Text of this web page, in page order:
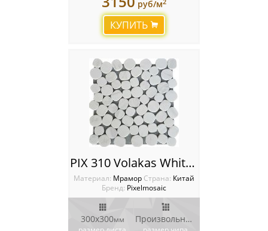
руб/м
КУПИТЬ
PIX 310 Volakas White, чип произвольный, сетка 300х300x6 мм, Матовая
Материал: Мрамор Cтрана: Китай
Бренд: Pixelmosaic
300x300мм
Произвольный